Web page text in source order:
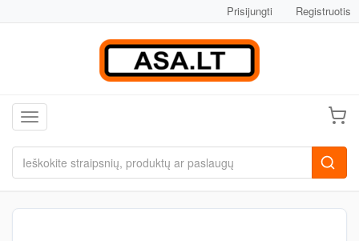
Prisijungti Registruotis
Toggle navigation